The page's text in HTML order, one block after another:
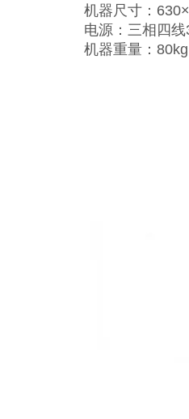
机器尺寸：
电源：三相四
机器重量：80kg